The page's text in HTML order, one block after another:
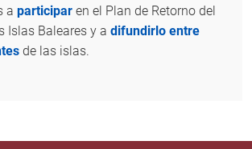
a participar en el Plan de Retorno del
Islas Baleares y a difundirlo entre
de las islas.